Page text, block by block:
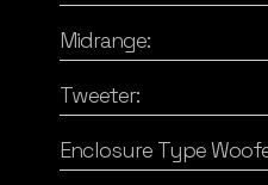
Midrange:
Tweeter:
Enclosure Type